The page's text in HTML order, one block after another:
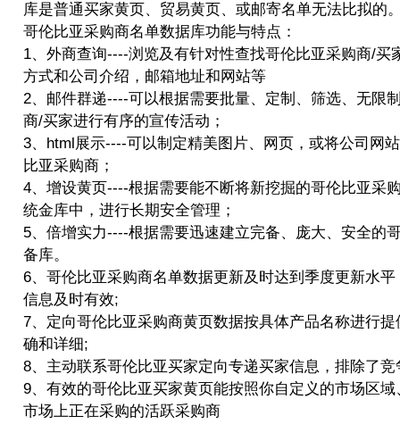
库是普通买家黄页、贸易黄页、或邮寄名单无法比拟的
哥伦比亚采购商名单数据库功能与特点：
1、外商查询----浏览及有针对性查找哥伦比亚采购商/买
方式和公司介绍，邮箱地址和网站等
2、邮件群递----可以根据需要批量、定制、筛选、无限
商/买家进行有序的宣传活动；
3、html展示----可以制定精美图片、网页，或将公司网
比亚采购商；
4、增设黄页----根据需要能不断将新挖掘的哥伦比亚采
统金库中，进行长期安全管理；
5、倍增实力----根据需要迅速建立完备、庞大、安全的
备库。
6、哥伦比亚采购商名单数据更新及时达到季度更新水
信息及时有效;
7、定向哥伦比亚采购商黄页数据按具体产品名称进行
确和详细;
8、主动联系哥伦比亚买家定向专递买家信息，排除了
9、有效的哥伦比亚买家黄页能按照你自定义的市场区
市场上正在采购的活跃采购商